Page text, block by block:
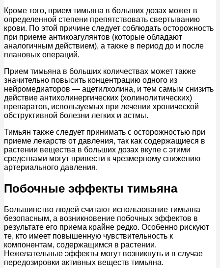
Кроме того, прием тимьяна в больших дозах может в
определенной степени препятствовать свертыванию
крови. По этой причине следует соблюдать осторожность
при приеме антикоагулянтов (которые обладают
аналогичным действием), а также в период до и после
плановых операций.
Прием тимьяна в больших количествах может также
значительно повысить концентрацию одного из
нейромедиаторов — ацетилхолина, и тем самым снизить
действие антихолинергических (холинолитических)
препаратов, используемых при лечении хронической
обструктивной болезни легких и астмы.
Тимьян также следует принимать с осторожностью при
приеме лекарств от давления, так как содержащиеся в
растении вещества в больших дозах вкупе с этими
средствами могут привести к чрезмерному снижению
артериального давления.
Побочные эффекты тимьяна
Большинство людей считают использование тимьяна
безопасным, а возникновение побочных эффектов в
результате его приема крайне редко. Особенно рискуют
те, кто имеет повышенную чувствительность к
компонентам, содержащимся в растении.
Нежелательные эффекты могут возникнуть и в случае
передозировки активных веществ тимьяна.